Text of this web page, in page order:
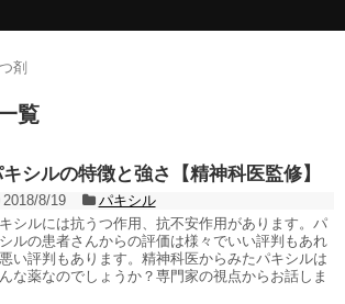
剤
覧
シルの特徴と強さ【精神科医監修】
2018/8/19
パキシル
シルには抗うつ作用、抗不安作用があります。パ
ルの患者さんからの評価は様々でいい評判もあれ
い評判もあります。精神科医からみたパキシルは
な薬なのでしょうか？専門家の視点からお話しま